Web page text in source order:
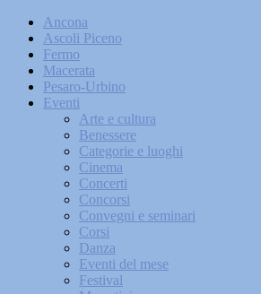
Ancona
Ascoli Piceno
Fermo
Macerata
Pesaro-Urbino
Eventi
Arte e cultura
Benessere
Categorie e luoghi
Cinema
Concerti
Concorsi
Convegni e seminari
Corsi
Danza
Eventi del mese
Festival